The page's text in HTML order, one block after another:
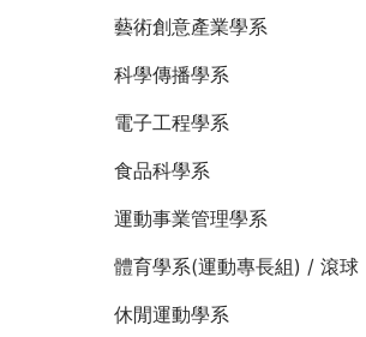
藝術創意產業學系
科學傳播學系
電子工程學系
食品科學系
運動事業管理學系
體育學系(運動專長組) / 滾球
休閒運動學系